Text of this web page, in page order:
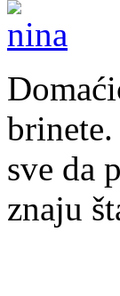
sve da
znaju